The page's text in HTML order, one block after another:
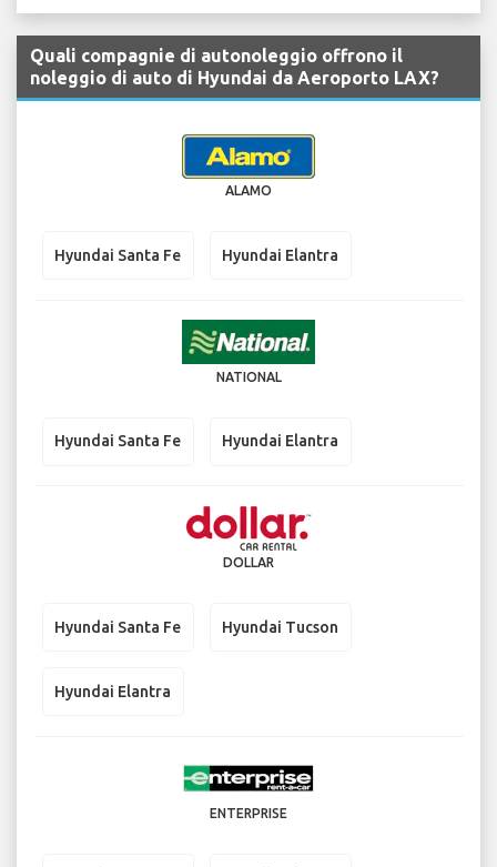
Quali compagnie di autonoleggio offrono il
noleggio di auto di Hyundai da Aeroporto LAX?
ALAMO
Hyundai Santa Fe Hyundai Elantra
NATIONAL
Hyundai Santa Fe Hyundai Elantra
DOLLAR
Hyundai Santa Fe Hyundai Tucson
Hyundai Elantra
ENTERPRISE